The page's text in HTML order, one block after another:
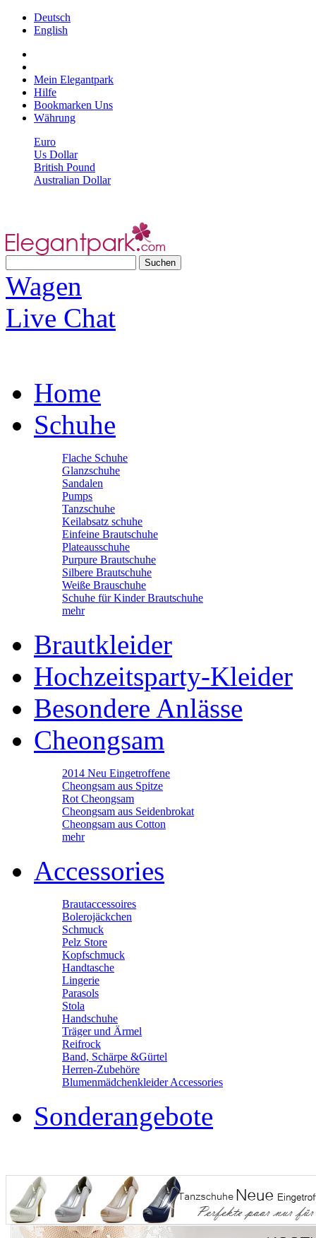
Deutsch
English
Mein Elegantpark
Hilfe
Bookmarken Uns
Währung
Euro
Us Dollar
British Pound
Australian Dollar
Wagen
Live Chat
Home
Schuhe
Flache Schuhe
Glanzschuhe
Sandalen
Pumps
Tanzschuhe
Keilabsatz schuhe
Einfeine Brautschuhe
Plateausschuhe
Purpure Brautschuhe
Silbere Brautschuhe
Weiße Brauschuhe
Schuhe für Kinder Brautschuhe
mehr
Brautkleider
Hochzeitsparty-Kleider
Besondere Anlässe
Cheongsam
2014 Neu Eingetroffene
Cheongsam aus Spitze
Rot Cheongsam
Cheongsam aus Seidenbrokat
Cheongsam aus Cotton
mehr
Accessories
Brautaccessoires
Bolerojäckchen
Schmuck
Pelz Store
Kopfschmuck
Handtasche
Lingerie
Parasols
Stola
Handschuhe
Träger und Ärmel
Reifrock
Band, Schärpe &Gürtel
Herren-Zubehöre
Blumenmädchenkleider Accessories
Sonderangebote